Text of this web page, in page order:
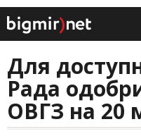
Для
Рада
ОВГЗ на 20